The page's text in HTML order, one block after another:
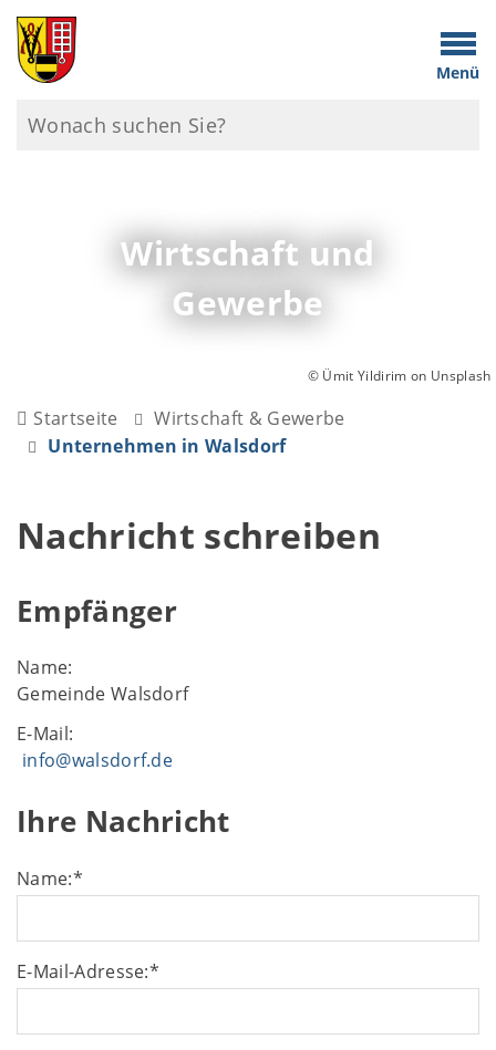
Menü
Wirtschaft und
Gewerbe
© Ümit Yildirim on Unsplash
Startseite
Wirtschaft & Gewerbe
Unternehmen in Walsdorf
Nachricht schreiben
Empfänger
Name:
Gemeinde Walsdorf
E-Mail:
info@walsdorf.de
Ihre Nachricht
Name:*
E-Mail-Adresse:*